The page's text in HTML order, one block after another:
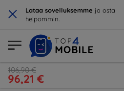
× Lataa sovelluksemme ja osta
helpommin.
106,90 €
96,21 €